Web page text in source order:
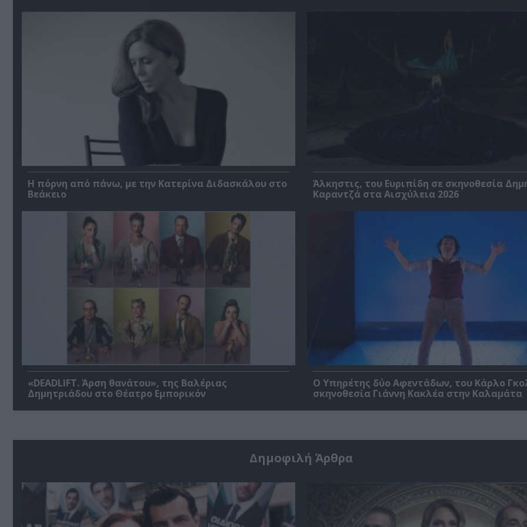
Η πόρνη από πάνω, με την Κατερίνα Διδασκάλου στο
Βεάκειο
Άλκηστις, του Ευριπίδη σε σκηνοθεσία
Καραντζά στα Αισχύλεια 2026
«DEADLIFT. Άρση θανάτου», της Βαλέριας
Δημητριάδου στο Θέατρο Εμπορικόν
Ο Υπηρέτης δύο Αφεντάδων, του Κάρλο
σκηνοθεσία Γιάννη Κακλέα στην Καλαμάτα
Δημοφιλή Άρθρα